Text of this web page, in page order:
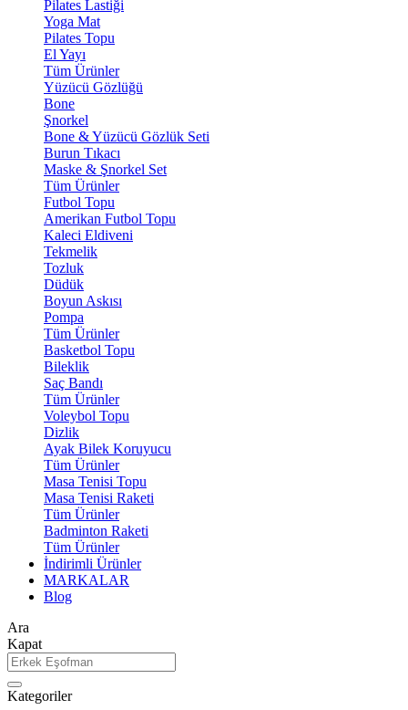
Pilates Lastiği
Yoga Mat
Pilates Topu
El Yayı
Tüm Ürünler
Yüzücü Gözlüğü
Bone
Şnorkel
Bone & Yüzücü Gözlük Seti
Burun Tıkacı
Maske & Şnorkel Set
Tüm Ürünler
Futbol Topu
Amerikan Futbol Topu
Kaleci Eldiveni
Tekmelik
Tozluk
Düdük
Boyun Askısı
Pompa
Tüm Ürünler
Basketbol Topu
Bileklik
Saç Bandı
Tüm Ürünler
Voleybol Topu
Dizlik
Ayak Bilek Koruyucu
Tüm Ürünler
Masa Tenisi Topu
Masa Tenisi Raketi
Tüm Ürünler
Badminton Raketi
Tüm Ürünler
İndirimli Ürünler
MARKALAR
Blog
Ara
Kapat
Kategoriler